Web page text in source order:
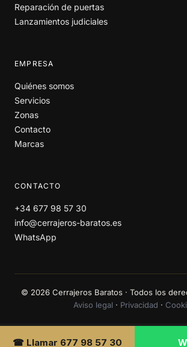
Reparación de puertas
Lanzamientos judiciales
EMPRESA
Quiénes somos
Servicios
Zonas
Contacto
Marcas
CONTACTO
+34 677 98 57 30
info@cerrajeros-baratos.es
WhatsApp
© 2026 Cerrajeros Baratos · Todos los
Aviso legal · Privacidad ·
☎ Llamar 677 98 57 30